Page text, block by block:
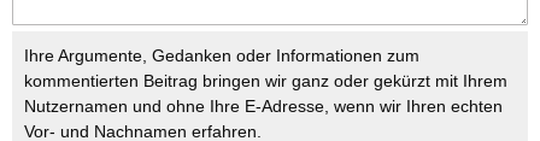
Ihre Argumente, Gedanken oder Informationen zum
kommentierten Beitrag bringen wir ganz oder gekürzt mit Ihrem
Nutzernamen und ohne Ihre E-Adresse, wenn wir Ihren echten
Vor- und Nachnamen erfahren.